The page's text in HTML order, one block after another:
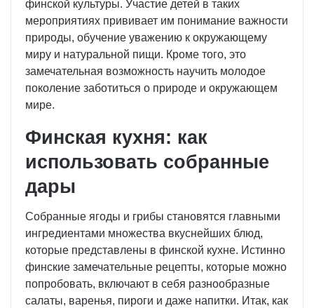
финской культуры. Участие детей в таких
мероприятиях прививает им понимание важности
природы, обучение уважению к окружающему
миру и натуральной пищи. Кроме того, это
замечательная возможность научить молодое
поколение заботиться о природе и окружающем
мире.
Финская кухня: как
использовать собранные
дары
Собранные ягоды и грибы становятся главными
ингредиентами множества вкуснейших блюд,
которые представлены в финской кухне. Истинно
финские замечательные рецепты, которые можно
попробовать, включают в себя разнообразные
салаты, варенья, пироги и даже напитки. Итак, как